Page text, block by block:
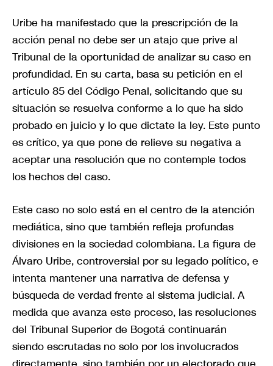
Uribe ha manifestado que la prescripción de la
acción penal no debe ser un atajo que prive al
Tribunal de la oportunidad de analizar su caso en
profundidad. En su carta, basa su petición en el
artículo 85 del Código Penal, solicitando que su
situación se resuelva conforme a lo que ha sido
probado en juicio y lo que dictate la ley. Este punto
es crítico, ya que pone de relieve su negativa a
aceptar una resolución que no contemple todos
los hechos del caso.
Este caso no solo está en el centro de la atención
mediática, sino que también refleja profundas
divisiones en la sociedad colombiana. La figura de
Álvaro Uribe, controversial por su legado político, e
intenta mantener una narrativa de defensa y
búsqueda de verdad frente al sistema judicial. A
medida que avanza este proceso, las resoluciones
del Tribunal Superior de Bogotá continuarán
siendo escrutadas no solo por los involucrados